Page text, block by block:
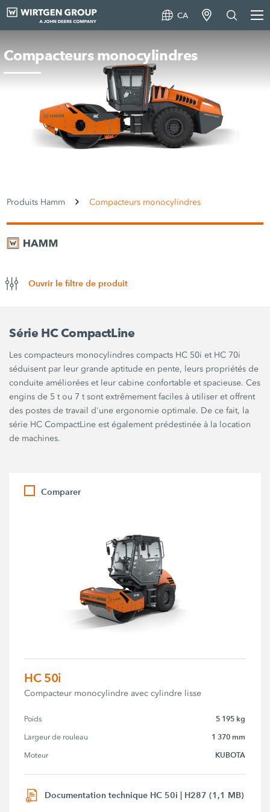
CA
Compacteurs monocylindres
Produits Hamm Compacteurs monocylindres
Ouvrir le filtre de produit
Série HC CompactLine
Les compacteurs monocylindres compacts HC 50i et HC 70i
séduisent par leur grande aptitude en pente, leurs propriétés de
conduite améliorées et leur cabine confortable et spacieuse. Ces
engins de 5 t ou 7 t sont extrêmement faciles à utiliser et offrent
des postes de travail d'une ergonomie optimale. De ce fait, la
série HC CompactLine est également prédestinée à la location
de machines.
Comparer
HC 50i
Compacteur monocylindre avec cylindre lisse
Poids 5 195 kg
Largeur de rouleau 1 370 mm
Moteur KUBOTA
Documentation technique HC 50i | H287 (1,1 MB)